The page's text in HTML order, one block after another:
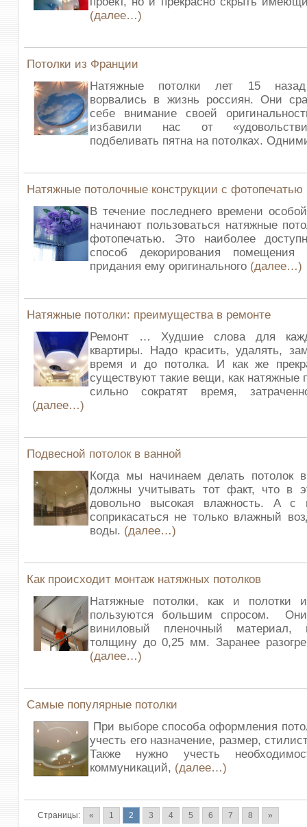
(далее…)
Потолки из Франции
Натяжные потолки лет 15 назад
ворвались в жизнь россиян. Они
себе внимание своей
избавили нас от
подбеливать пятна на потолках.
Натяжные потолочные конструкции с фотопечатью
В течение последнего времени
начинают пользоваться натяжные
фотопечатью. Это наиболее
способ декорирования помещения
придания ему оригинального (далее…)
Натяжные потолки: преимущества в ремонте
Ремонт … Худшие слова для
квартиры. Надо красить, удалять,
время и до потолка. И как же
существуют такие вещи, как натяжные
сильно сократят время,
(далее…)
Подвесной потолок в ванной
Когда мы начинаем делать потолок
должны учитывать тот факт, что в
довольно высокая влажность. А с
соприкасаться не только влажный
воды. (далее…)
Как происходит монтаж натяжных потолков
Натяжные потолки, как и полотки
пользуются большим спросом.
виниловый пленочный материал,
толщину до 0,25 мм. Заранее
(далее…)
Самые популярные потолки
При выборе способа оформления
учесть его назначение, размер,
Также нужно учесть
коммуникаций, (далее…)
Страницы: « 1 2 3 4 5 6 7 8 »